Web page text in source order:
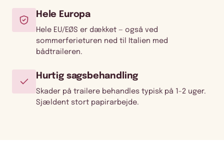
Hele Europa
Hele EU/EØS er dækket — også ved
sommerferieturen ned til Italien med
bådtraileren.
Hurtig sagsbehandling
Skader på trailere behandles typisk på 1-2 uger.
Sjældent stort papirarbejde.